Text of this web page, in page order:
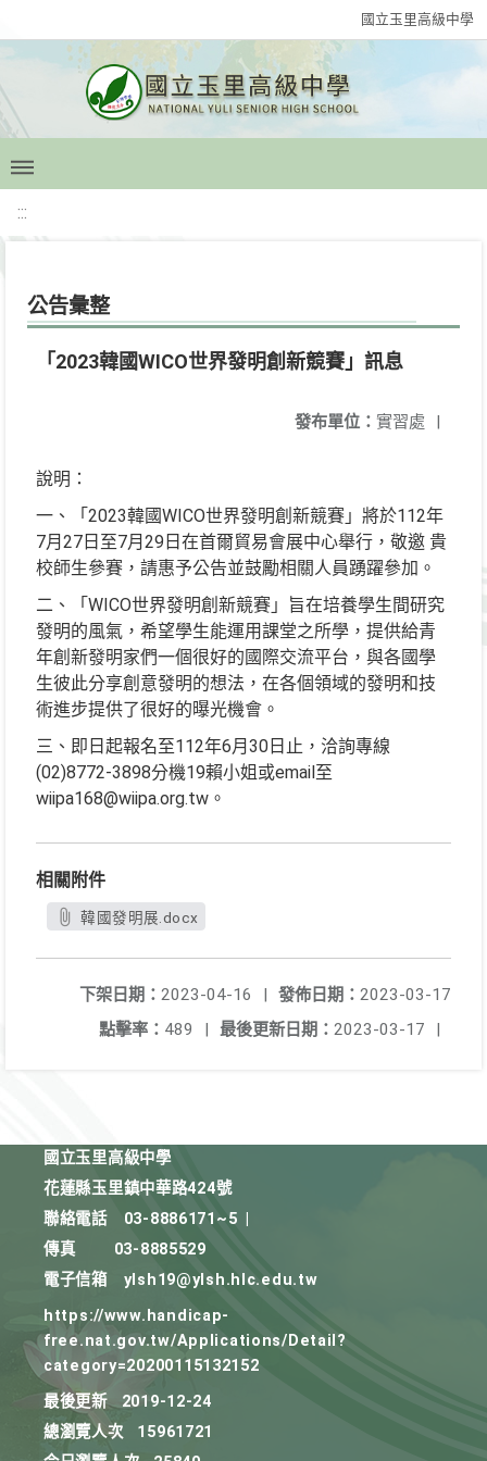
國立玉里高級中學
:::
公告彙整
「2023韓國WICO世界發明創新競賽」訊息
發布單位： 實習處 |
說明：
一、「2023韓國WICO世界發明創新競賽」將於112年
7月27日至7月29日在首爾貿易會展中心舉行，敬邀 貴
校師生參賽，請惠予公告並鼓勵相關人員踴躍參加。
二、「WICO世界發明創新競賽」旨在培養學生間研究
發明的風氣，希望學生能運用課堂之所學，提供給青
年創新發明家們一個很好的國際交流平台，與各國學
生彼此分享創意發明的想法，在各個領域的發明和技
術進步提供了很好的曝光機會。
三、即日起報名至112年6月30日止，洽詢專線
(02)8772-3898分機19賴小姐或email至
wiipa168@wiipa.org.tw。
相關附件
韓國發明展.docx
發佈日期： 2023-03-17
下架日期： 2023-04-16
|
最後更新日期： 2023-03-17 |
點擊率： 489 |
國立玉里高級中學
花蓮縣玉里鎮中華路424號
聯絡電話
03-8886171~5
傳真
03-8885529
電子信箱
ylsh19@ylsh.hlc.edu.tw
https://www.handicap-
free.nat.gov.tw/Applications/Detail?
category=20200115132152
最後更新
2019-12-24
總瀏覽人次
15961721